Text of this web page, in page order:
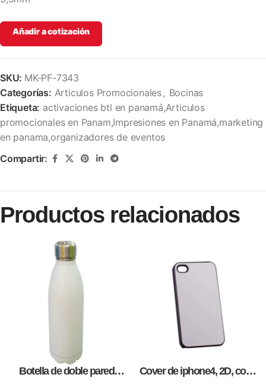
Añadir a cotización
SKU: MK-PF-7343
Categorías: Articulos Promocionales, Bocinas
Etiqueta: activaciones btl en panamá,Articulos
promocionales en Panam,Impresiones en Panamá,marketing
en panama,organizadores de eventos
Compartir:
Productos relacionados
Botella de doble pared
Cover de iphone4, 2D, como